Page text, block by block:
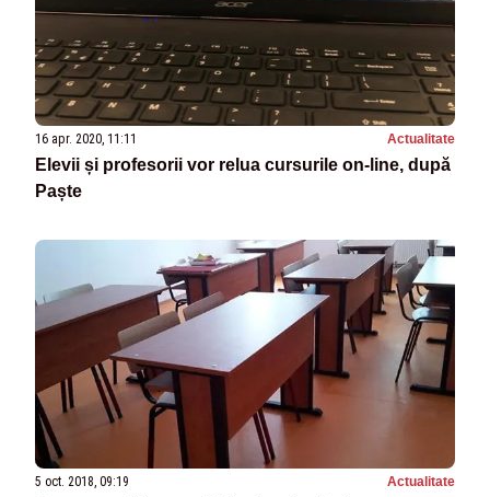
16 apr. 2020, 11:11 Actualitate
Elevii și profesorii vor relua cursurile on-line, după
Paște
5 oct. 2018, 09:19 Actualitate